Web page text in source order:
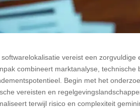
vereist een
combineert marktanalyse,
Begin met het
vereisten en
terwijl risico en complexiteit